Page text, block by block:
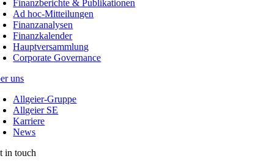
Finanzberichte & Publikationen
Ad hoc-Mitteilungen
Finanzanalysen
Finanzkalender
Hauptversammlung
Corporate Governance
uns
Allgeier-Gruppe
Allgeier SE
Karriere
News
in touch